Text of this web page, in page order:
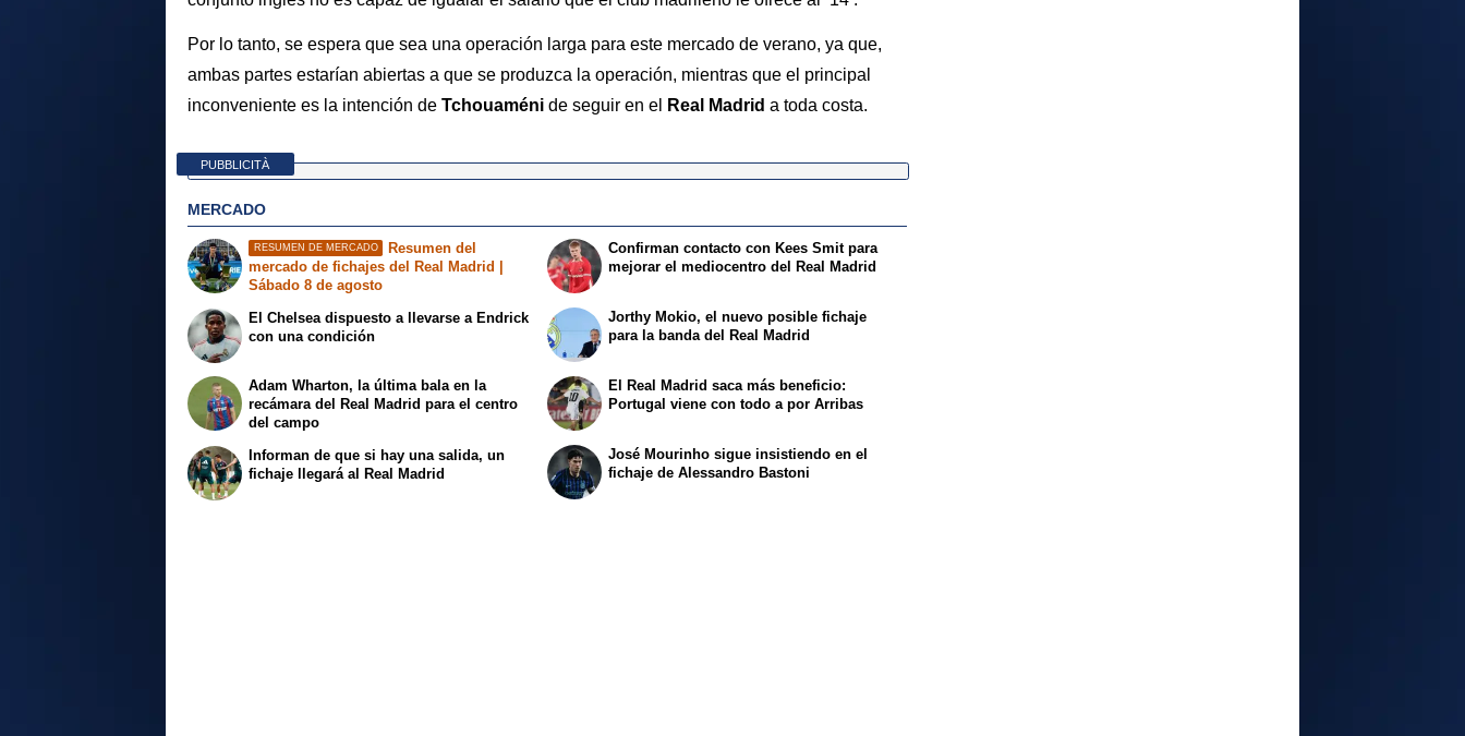
Por lo tanto, se espera que sea una operación larga para este mercado de verano, ya que,
ambas partes estarían abiertas a que se produzca la operación, mientras que el principal
inconveniente es la intención de Tchouaméni de seguir en el Real Madrid a toda costa.
PUBBLICITÀ
MERCADO
RESUMEN DE MERCADO
Resumen del
mercado de fichajes del Real Madrid |
Sábado 8 de agosto
El Chelsea dispuesto a llevarse a Endrick
con una condición
Confirman contacto con Kees Smit para
mejorar el mediocentro del Real Madrid
Jorthy Mokio, el nuevo posible fichaje
para la banda del Real Madrid
Adam Wharton, la última bala en la
recámara del Real Madrid para el centro
del campo
Informan de que si hay una salida, un
fichaje llegará al Real Madrid
El Real Madrid saca más beneficio:
Portugal viene con todo a por Arribas
José Mourinho sigue insistiendo en el
fichaje de Alessandro Bastoni